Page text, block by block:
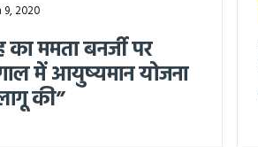
9, 2020
ममता बनर्जी पर
में आयुष्यमान योजना
की”